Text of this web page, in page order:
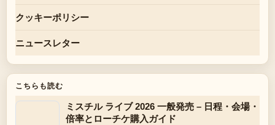
クッキーポリシー
ニュースレター
こちらも読む
ミスチル ライブ 2026 一般発売 – 日程・会場・
倍率とローチケ購入ガイド